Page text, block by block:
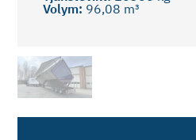
Volym: 96,08 m³